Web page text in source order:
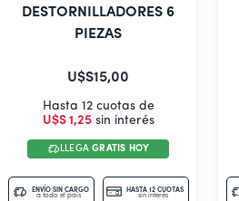
DESTORNILLADORES 6
PIEZAS
U$S15,00
Hasta 12 cuotas de
U$S 1,25sin interés
LLEGAGRATIS HOY
ENVÍO SIN CARGO
a todo el país
HASTA 12 CUOTAS
sin interés